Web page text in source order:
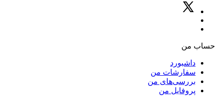
حساب من
داشبورد
سفارشات من
بررسی‌های من
پروفایل من